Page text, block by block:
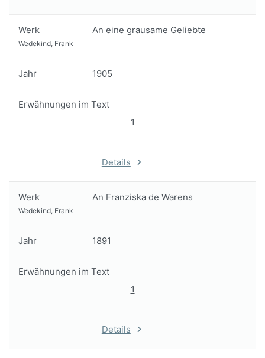
Werk An eine grausame Geliebte
Wedekind, Frank
Jahr 1905
Erwähnungen im Text
1
Details
Werk An Franziska de Warens
Wedekind, Frank
Jahr 1891
Erwähnungen im Text
1
Details